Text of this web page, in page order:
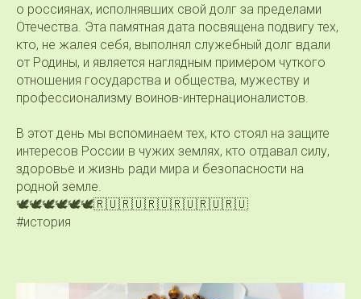
о россиянах, исполнявших свой долг за пределами
Отечества. Эта памятная дата посвящена подвигу тех,
кто, не жалея себя, выполнял служебный долг вдали
от Родины, и является наглядным примером чуткого
отношения государства и общества, мужеству и
профессионализму воинов-интернационалистов.
В этот день мы вспоминаем тех, кто стоял на защите
интересов России в чужих землях, кто отдавал силу,
здоровье и жизнь ради мира и безопасности на
родной земле.
🕊🕊🕊🕊🕊🕊🇷🇺🇷🇺🇷🇺🇷🇺🇷🇺🇷🇺
#история